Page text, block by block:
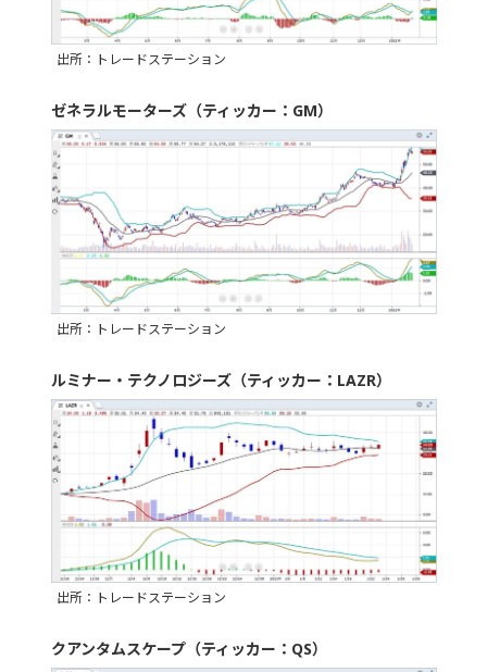
出所：トレードステーション
ゼネラルモーターズ（ティッカー：GM）
出所：トレードステーション
ルミナー・テクノロジーズ（ティッカー：LAZR）
出所：トレードステーション
クアンタムスケープ（ティッカー：QS）